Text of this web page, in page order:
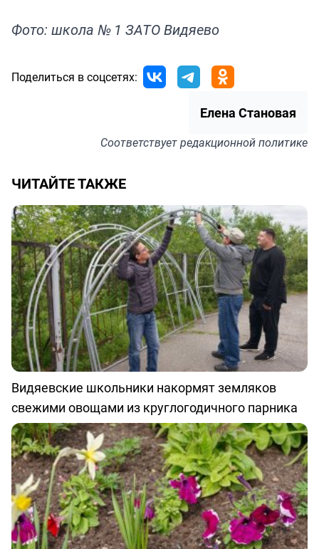
Фото: школа № 1 ЗАТО Видяево
Поделиться в соцсетях:
Елена Становая
Соответствуетредакционной политике
ЧИТАЙТЕ ТАКЖЕ
Видяевские школьники накормят земляков
свежими овощами из круглогодичного парника